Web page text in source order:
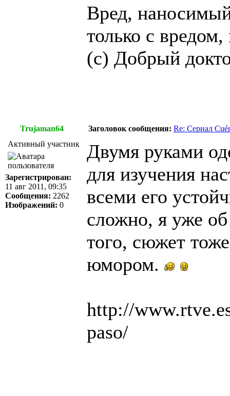
Вред,
только с
(с) Добрый
Trujaman64 Заголовок сообщения: Re: Сериал
Активный участник
Зарегистрирован:
11 авг 2011, 09:35
Сообщения: 2262
Изображений: 0
Двумя руками
для изучения
всеми его
сложно, я уже
того, сюжет
юмором.
http://
paso/